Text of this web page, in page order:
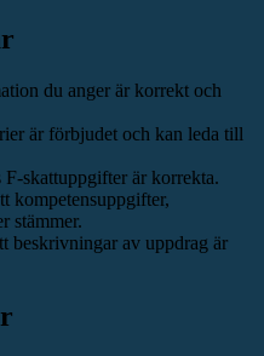
du anger är korrekt och
är förbjudet och kan leda till
F-skattuppgifter är korrekta.
kompetensuppgifter,
stämmer.
beskrivningar av uppdrag är